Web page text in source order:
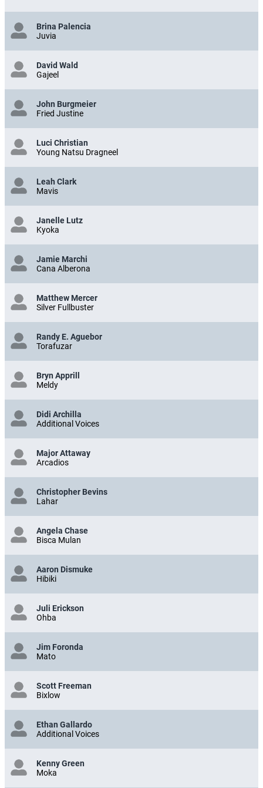
Brina Palencia
Juvia
David Wald
Gajeel
John Burgmeier
Fried Justine
Luci Christian
Young Natsu Dragneel
Leah Clark
Mavis
Janelle Lutz
Kyoka
Jamie Marchi
Cana Alberona
Matthew Mercer
Silver Fullbuster
Randy E. Aguebor
Torafuzar
Bryn Apprill
Meldy
Didi Archilla
Additional Voices
Major Attaway
Arcadios
Christopher Bevins
Lahar
Angela Chase
Bisca Mulan
Aaron Dismuke
Hibiki
Juli Erickson
Ohba
Jim Foronda
Mato
Scott Freeman
Bixlow
Ethan Gallardo
Additional Voices
Kenny Green
Moka